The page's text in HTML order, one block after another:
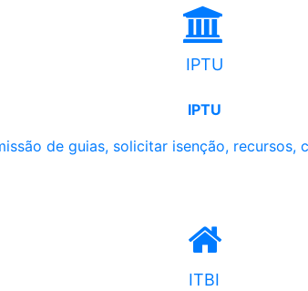
IPTU
IPTU
de guias, solicitar isenção, recursos,
ITBI